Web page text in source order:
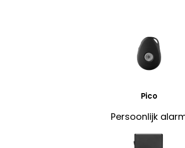
Pico
Persoonlijk